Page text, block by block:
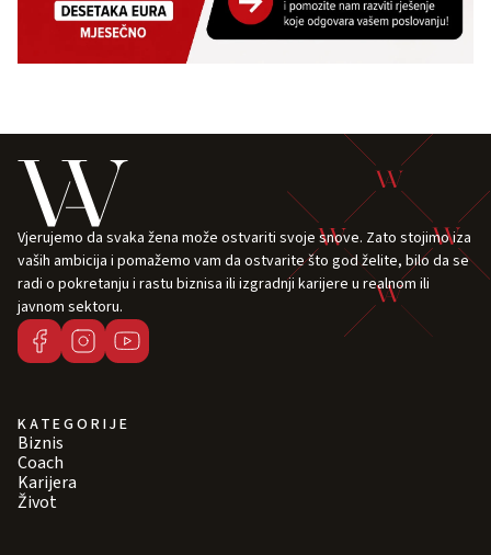
Vjerujemo da svaka žena može ostvariti svoje snove. Zato stojimo iza
vaših ambicija i pomažemo vam da ostvarite što god želite, bilo da se
radi o pokretanju i rastu biznisa ili izgradnji karijere u realnom ili
javnom sektoru.
KATEGORIJE
Biznis
Coach
Karijera
Život